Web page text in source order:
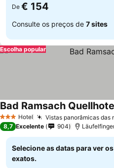
De € 154
Consulte os preços de 7 sites
Escolha popular
3 EstrelasHotel Vistas panorâmicas das
Bad Ramsach
8,7 Excelente 904
Selecione as datas para ver
exatos.